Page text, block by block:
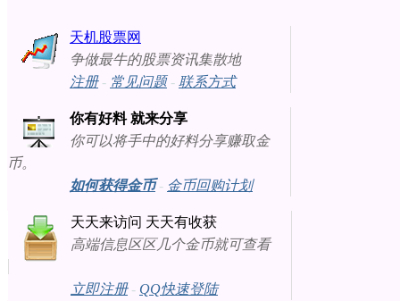
天机股票网
争做最牛的股票资讯集散地
注册- 常见问题- 联系方式
你有好料 就来分享
你可以将手中的好料分享赚取金
币。
如何获得金币- 金币回购计划
天天来访问 天天有收获
高端信息区区几个金币就可查看
立即注册- QQ快速登陆